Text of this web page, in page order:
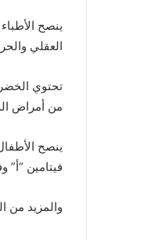
ينصح
العقلي
تحتوي
من أمراض
ينصح
فيتامين “أ”
والمزيد من